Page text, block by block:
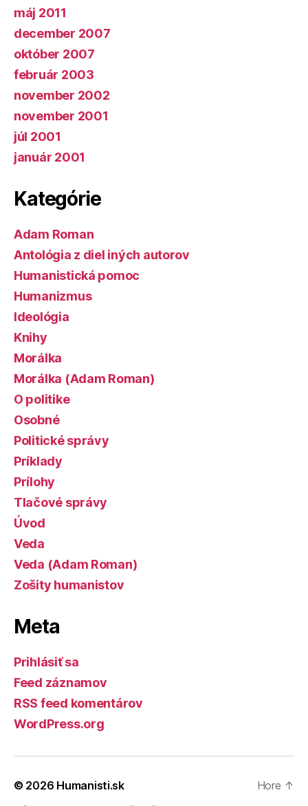
máj 2011
december 2007
október 2007
február 2003
november 2002
november 2001
júl 2001
január 2001
Kategórie
Adam Roman
Antológia z diel iných autorov
Humanistická pomoc
Humanizmus
Ideológia
Knihy
Morálka
Morálka (Adam Roman)
O politike
Osobné
Politické správy
Príklady
Prílohy
Tlačové správy
Úvod
Veda
Veda (Adam Roman)
Zošity humanistov
Meta
Prihlásiť sa
Feed záznamov
RSS feed komentárov
WordPress.org
© 2026 Humanisti.sk
Hore ↑